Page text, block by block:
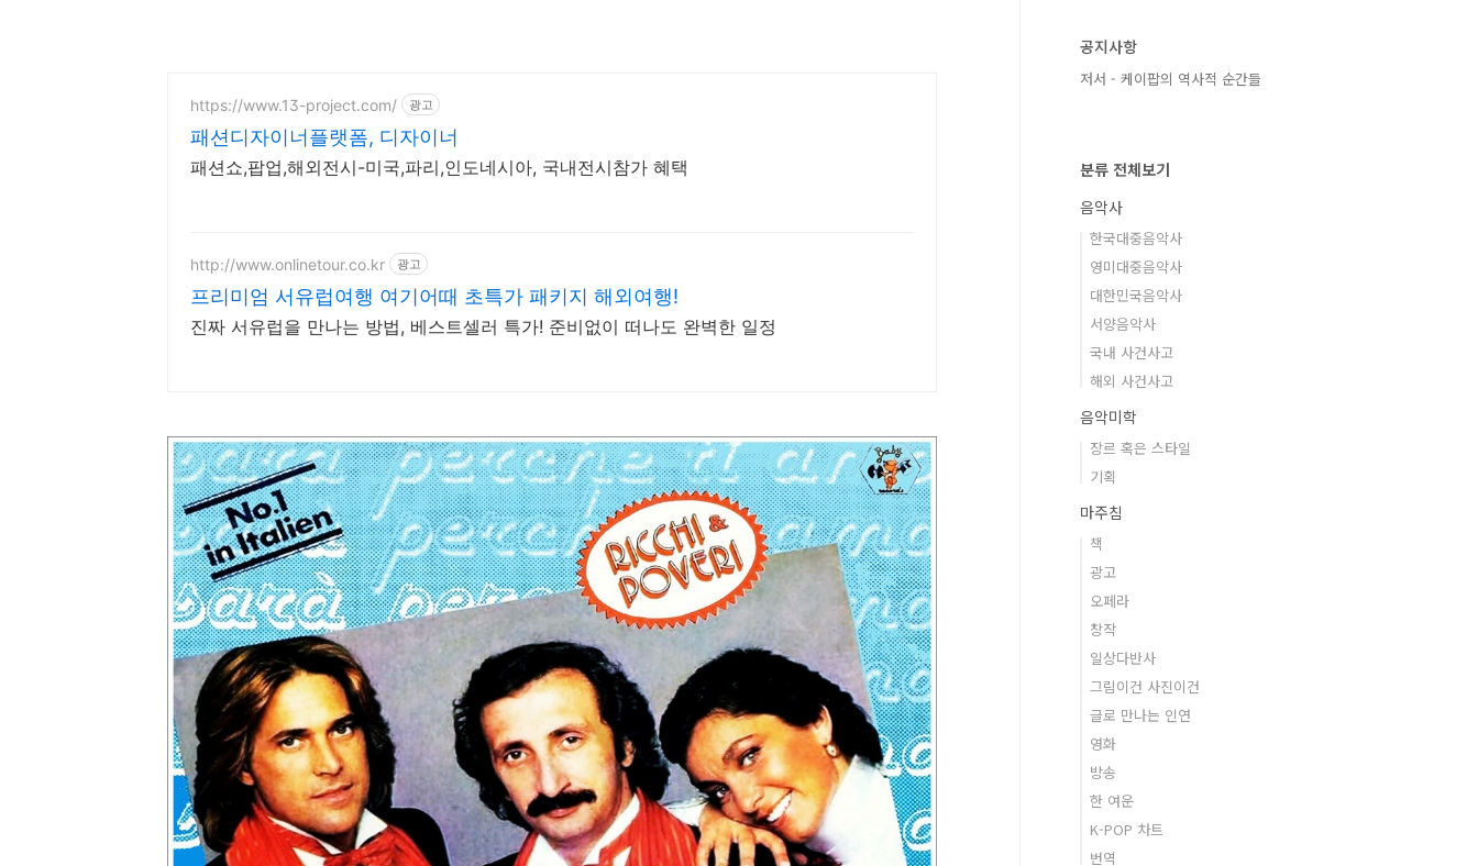
https://www.13-project.com/ 광고
패션디자이너플랫폼, 디자이너
패션쇼,팝업,해외전시-미국,파리,인도네시아, 국내전시참가 혜택
http://www.onlinetour.co.kr 광고
프리미엄 서유럽여행 여기어때 초특가 패키지 해외여행!
진짜 서유럽을 만나는 방법, 베스트셀러 특가! 준비없이 떠나도 완벽한 일정
공지사항
저서 - 케이팝의 역사적 순간들
분류 전체보기
음악사
한국대중음악사
영미대중음악사
대한민국음악사
서양음악사
국내 사건사고
해외 사건사고
음악미학
장르 혹은 스타일
기획
마주침
책
광고
오페라
창작
일상다반사
그림이건 사진이건
글로 만나는 인연
영화
방송
한 여운
K-POP 차트
번역